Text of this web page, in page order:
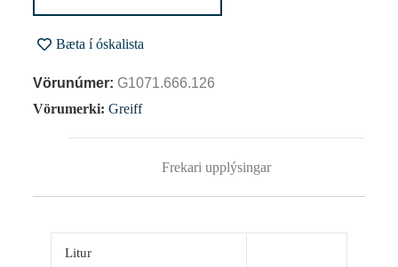
Bæta í óskalista
Vörunúmer: G1071.666.126
Vörumerki: Greiff
Frekari upplýsingar
Litur